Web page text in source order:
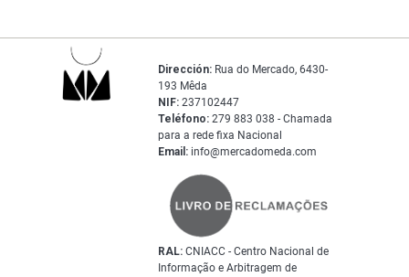
Dirección: Rua do Mercado, 6430-
193 Mêda
NIF: 237102447
Teléfono: 279 883 038 - Chamada
para a rede fixa Nacional
Email: info@mercadomeda.com
RAL: CNIACC - Centro Nacional de
Informação e Arbitragem de